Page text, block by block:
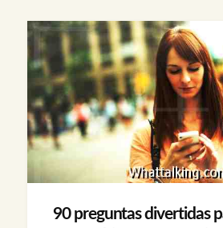
90 preguntas divertidas